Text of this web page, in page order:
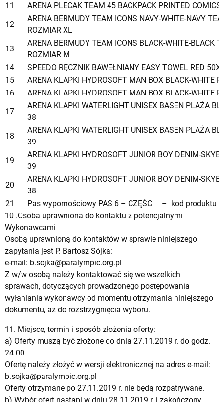
11
ARENA PLECAK TEAM 45 BACKPACK PRINTED
12
ARENA BERMUDY TEAM ICONS NAVY-WHITE-NAVY
ROZMIAR XL
13
ARENA BERMUDY TEAM ICONS BLACK-WHITE-BLACK
ROZMIAR M
14
SPEEDO RĘCZNIK BAWEŁNIANY EASY TOWEL RED
15
ARENA KLAPKI HYDROSOFT MAN BOX BLACK-WHITE
16
ARENA KLAPKI HYDROSOFT MAN BOX BLACK-WHITE
17
ARENA KLAPKI WATERLIGHT UNISEX BASEN PLAŻA
38
18
ARENA KLAPKI WATERLIGHT UNISEX BASEN PLAŻA
39
19
ARENA KLAPKI HYDROSOFT JUNIOR BOY DENIM-
39
20
ARENA KLAPKI HYDROSOFT JUNIOR BOY DENIM-
38
21
Pas wypornościowy PAS 6 – CZĘŚCI – kod produktu
10 .Osoba uprawniona do kontaktu z potencjalnymi
Wykonawcami
Osobą uprawnioną do kontaktów w sprawie niniejszego
zapytania jest P. Bartosz Sójka:
e-mail: b.sojka@paralympic.org.pl
Z w/w osobą należy kontaktować się we wszelkich
sprawach, dotyczących prowadzonego postępowania
wyłaniania wykonawcy od momentu otrzymania niniejszego
dokumentu, aż do rozstrzygnięcia wyboru.
11. Miejsce, termin i sposób złożenia oferty:
a) Oferty muszą być złożone do dnia 27.11.2019 r. do godz.
24.00.
Ofertę należy złożyć w wersji elektronicznej na adres e-mail:
b.sojka@paralympic.org.pl
Oferty otrzymane po 27.11.2019 r. nie będą rozpatrywane.
b) Wybór ofert nastąpi w dniu 28.11.2019 r. i zakończony